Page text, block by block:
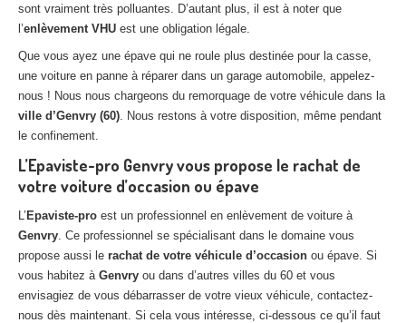
RACHATVÉHICULES
01 83 64 20 40
sont vraiment très polluantes. D’autant plus, il est à noter que
l’enlèvement VHU est une obligation légale.
Que vous ayez une épave qui ne roule plus destinée pour la casse,
une voiture en panne à réparer dans un garage automobile, appelez-
nous ! Nous nous chargeons du remorquage de votre véhicule dans la
ville d’Genvry (60). Nous restons à votre disposition, même pendant
le confinement.
L’Epaviste-pro Genvry vous propose le rachat de
votre voiture d’occasion ou épave
L’ Epaviste-pro est un professionnel en enlèvement de voiture à
Genvry. Ce professionnel se spécialisant dans le domaine vous
propose aussi le rachat de votre véhicule d’occasion ou épave. Si
vous habitez à Genvry ou dans d’autres villes du 60 et vous
envisagiez de vous débarrasser de votre vieux véhicule, contactez-
nous dès maintenant. Si cela vous intéresse, ci-dessous ce qu’il faut